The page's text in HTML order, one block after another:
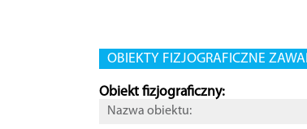
OBIEKTY FIZJOGRAFICZNE
Obiekt fizjograficzny:
Nazwa obiektu: